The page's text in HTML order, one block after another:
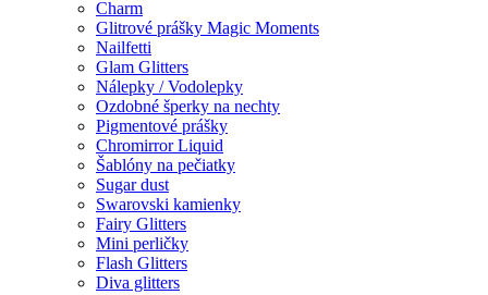
Charm
Glitrové prášky Magic Moments
Nailfetti
Glam Glitters
Nálepky / Vodolepky
Ozdobné šperky na nechty
Pigmentové prášky
Chromirror Liquid
Šablóny na pečiatky
Sugar dust
Swarovski kamienky
Fairy Glitters
Mini perličky
Flash Glitters
Diva glitters